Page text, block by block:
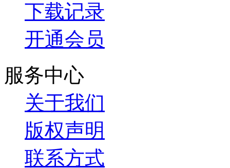
下载记录
开通会员
服务中心
关于我们
版权声明
联系方式